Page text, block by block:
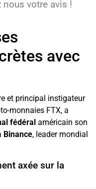
nous votre avis !
avec
et principal instigateur
monnaies FTX, a
fédéral américain son
Binance, leader mondial
axée sur la